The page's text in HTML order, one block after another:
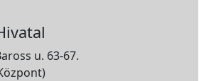
u. 63-67.